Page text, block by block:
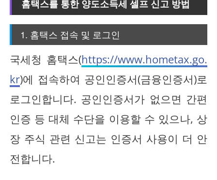
홈택스를 통한 양도소득세 셀프 신고 방법
1. 홈택스 접속 및 로그인
국세청 홈택스(https://www.hometax.go.
kr)에 접속하여 공인인증서(금융인증서)로
로그인합니다. 공인인증서가 없으면 간편
인증 등 대체 수단을 이용할 수 있으나, 상
장 주식 관련 신고는 인증서 사용이 더 안
전합니다.